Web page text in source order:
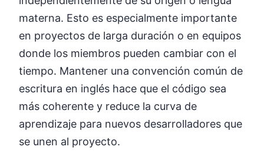
materna. Esto es especialmente importante
en proyectos de larga duración o en equipos
donde los miembros pueden cambiar con el
tiempo. Mantener una convención común de
escritura en inglés hace que el código sea
más coherente y reduce la curva de
aprendizaje para nuevos desarrolladores que
se unen al proyecto.